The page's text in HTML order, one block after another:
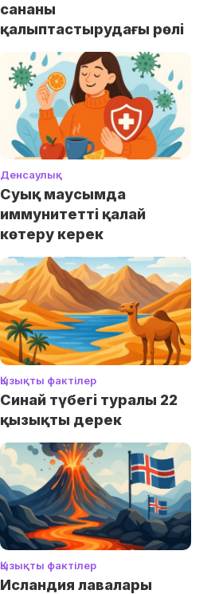
сананы
қалыптастырудағы рөлі
Денсаулық
Суық маусымда
иммунитетті қалай
көтеру керек
Қызықты фактілер
Синай түбегі туралы 22
қызықты дерек
Қызықты фактілер
Исландия лавалары